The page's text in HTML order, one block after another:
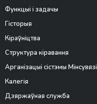
Функцыі і задачы
Гісторыя
Кіраўніцтва
Структура кіравання
Арганізацыі сістэмы Мінсувязі
Калегія
Дзяржаўная служба